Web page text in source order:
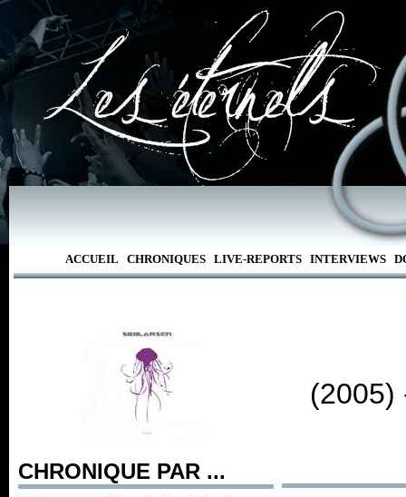
ACCUEIL CHRONIQUES LIVE-REPORTS INTERVIEWS
CHRONIQUE PAR ...